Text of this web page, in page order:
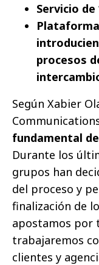
Servicio de
procesos
Según Xabier
fundamental
Durante los
grupos han
del proceso y
finalización de
apostamos por
trabajaremos
clientes y